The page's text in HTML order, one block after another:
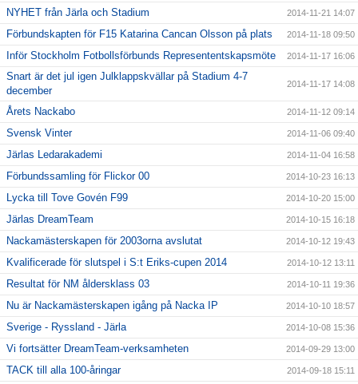
NYHET från Järla och Stadium 2014-11-21 14:07
Förbundskapten för F15 Katarina Cancan Olsson på plats 2014-11-18 09:50
Inför Stockholm Fotbollsförbunds Represententskapsmöte 2014-11-17 16:06
Snart är det jul igen Julklappskvällar på Stadium 4-7
december
2014-11-17 14:08
Årets Nackabo 2014-11-12 09:14
Svensk Vinter 2014-11-06 09:40
Järlas Ledarakademi 2014-11-04 16:58
Förbundssamling för Flickor 00 2014-10-23 16:13
Lycka till Tove Govén F99 2014-10-20 15:00
Järlas DreamTeam 2014-10-15 16:18
Nackamästerskapen för 2003orna avslutat 2014-10-12 19:43
Kvalificerade för slutspel i S:t Eriks-cupen 2014 2014-10-12 13:11
Resultat för NM åldersklass 03 2014-10-11 19:36
Nu är Nackamästerskapen igång på Nacka IP 2014-10-10 18:57
Sverige - Ryssland - Järla 2014-10-08 15:36
Vi fortsätter DreamTeam-verksamheten 2014-09-29 13:00
TACK till alla 100-åringar 2014-09-18 15:11